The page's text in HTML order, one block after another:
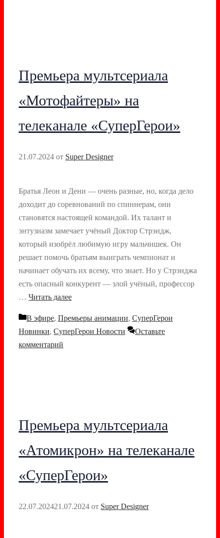
Премьера мультсериала
«Мотофайтеры» на
телеканале «СуперГерои»
21.07.2024 от Super Designer
Братья Леон и Дени — очень разные, но, когда дело
доходит до соревнований по спиннерам, они
становятся настоящей командой. Их талант и
энтузиазм замечает учёный Доктор Стрэндж,
который изобрёл любимую игру мальчишек. Он
решает помочь братьям выиграть чемпионат и
начинает обучать их всему, что знает. Но у Стрэнджа
есть опасный конкурент — злой учёный, профессор
… Читать далее
Рубрики
В эфире, Премьеры анимации, СуперГерои
Новинки, СуперГерои Новости
Оставьте
комментарий
Премьера мультсериала
«Атомикрон» на телеканале
«СуперГерои»
22.07.202421.07.2024 от Super Designer